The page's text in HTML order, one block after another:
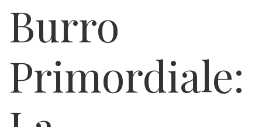
Burro
Primordiale: